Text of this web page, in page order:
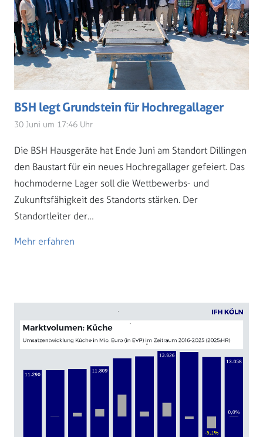
BSH legt Grundstein für Hochregallager
30 Juni um 17:46 Uhr
Die BSH Hausgeräte hat Ende Juni am Standort Dillingen
den Baustart für ein neues Hochregallager gefeiert. Das
hochmoderne Lager soll die Wettbewerbs- und
Zukunftsfähigkeit des Standorts stärken. Der
Standortleiter der…
Mehr erfahren